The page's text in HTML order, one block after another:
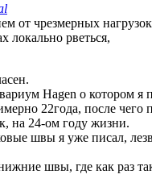
от чрезмерных
локально рветься,
Hagen о котором я
22года, после чего
на 24-ом году жизни.
швы я уже писал,
швы, где как раз